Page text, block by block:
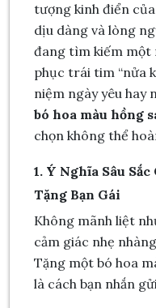
tượng kinh điển
dịu dàng và lòng
đang tìm kiếm một
phục trái tim “nửa
niệm ngày yêu hay
bó hoa màu hồng
chọn không thể
1. Ý Nghĩa Sâu
Tặng Bạn Gái
Không mãnh liệt
cảm giác nhẹ
Tặng một bó hoa
là cách bạn nhắn